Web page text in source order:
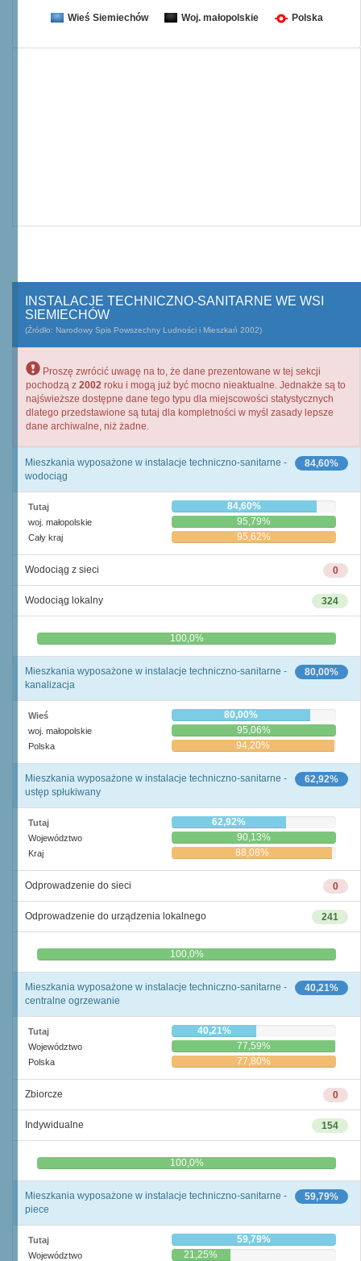
Wieś Siemiechów Woj. małopolskie Polska
INSTALACJE TECHNICZNO-SANITARNE WE WSI
SIEMIECHÓW
(Źródło: Narodowy Spis Powszechny Ludności i Mieszkań 2002)
Proszę zwrócić uwagę na to, że dane prezentowane w tej sekcji
pochodzą z 2002 roku i mogą już być mocno nieaktualne. Jednakże są to
najświeższe dostępne dane tego typu dla miejscowości statystycznych
dlatego przedstawione są tutaj dla kompletności w myśl zasady lepsze
dane archiwalne, niż żadne.
84,60%
Mieszkania wyposażone w instalacje techniczno-sanitarne -
wodociąg
Tutaj 84,60%
woj. małopolskie 95,79%
Cały kraj 95,62%
0
Wodociąg z sieci
324
Wodociąg lokalny
0,0% 100,0%
80,00%
Mieszkania wyposażone w instalacje techniczno-sanitarne -
kanalizacja
Wieś 80,00%
woj. małopolskie 95,06%
Polska 94,20%
62,92%
Mieszkania wyposażone w instalacje techniczno-sanitarne -
ustęp spłukiwany
Tutaj 62,92%
Województwo 90,13%
Kraj 88,08%
0
Odprowadzenie do sieci
241
Odprowadzenie do urządzenia lokalnego
0,0% 100,0%
40,21%
Mieszkania wyposażone w instalacje techniczno-sanitarne -
centralne ogrzewanie
Tutaj 40,21%
Województwo 77,59%
Polska 77,80%
0
Zbiorcze
154
Indywidualne
0,0% 100,0%
59,79%
Mieszkania wyposażone w instalacje techniczno-sanitarne -
piece
Tutaj 59,79%
Województwo 21,25%